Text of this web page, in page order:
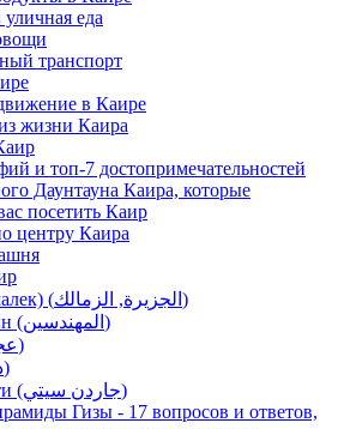
еда
транспорт
в Каире
жизни Каира
и топ-7 достопримечательностей
Даунтауна Каира, которые
посетить Каир
центру Каира
Гезира (Замалек) (الجزيرة, الزمالك)
Мухандисин (المهندسين)
Агуза (عجوزة)
Докки (دقي)
Гарден Сити (جاردن سيتي)
Гизы - 17 вопросов и ответов,